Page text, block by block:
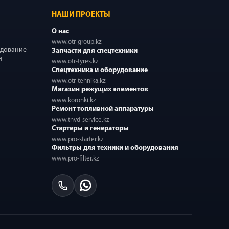
НАШИ ПРОЕКТЫ
О нас
www.otr-group.kz
Запчасти для спецтехники
www.otr-tyres.kz
Спецтехника и оборудование
www.otr-tehnika.kz
Магазин режущих элементов
www.koronki.kz
Ремонт топливной аппаратуры
www.tnvd-service.kz
Стартеры и генераторы
www.pro-starter.kz
Фильтры для техники и оборудования
www.pro-filter.kz